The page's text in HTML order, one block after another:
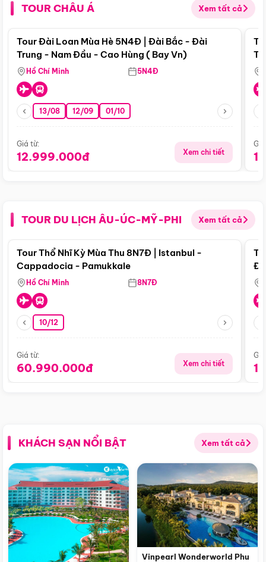
TOUR CHÂU Á Xem tất cả
Điểm nổi bật
Tour Đài Loan Mùa Hè 5N4Đ | Đài Bắc - Đài
Trung - Nam Đầu - Cao Hùng ( Bay Vn)
Hồ Chí Minh 5N4Đ
13/08 12/09 01/10
Giá từ:
12.999.000đ Xem chi tiết
TOUR DU LỊCH ÂU-ÚC-MỸ-PHI Xem tất cả
Điểm nổi bật
Tour Thổ Nhĩ Kỳ Mùa Thu 8N7Đ | Istanbul -
Cappadocia - Pamukkale
Hồ Chí Minh 8N7Đ
10/12
Giá từ:
60.990.000đ Xem chi tiết
KHÁCH SẠN NỔI BẬT Xem tất cả
Vinpearl Wonderworld Phu